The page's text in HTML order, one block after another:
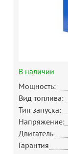
В наличии
Мощность:
Вид топлива:
Тип запуска:
Напряжение:
Двигатель
Гарантия